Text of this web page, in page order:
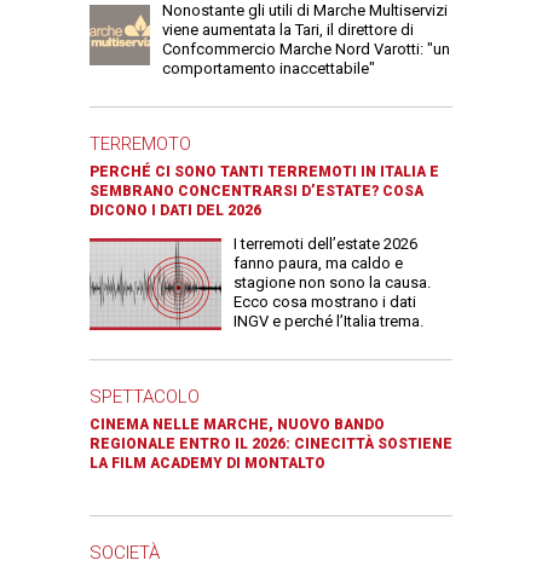
Nonostante gli utili di Marche Multiservizi
viene aumentata la Tari, il direttore di
Confcommercio Marche Nord Varotti: "un
comportamento inaccettabile"
TERREMOTO
PERCHÉ CI SONO TANTI TERREMOTI IN ITALIA E
SEMBRANO CONCENTRARSI D’ESTATE? COSA
DICONO I DATI DEL 2026
I terremoti dell’estate 2026
fanno paura, ma caldo e
stagione non sono la causa.
Ecco cosa mostrano i dati
INGV e perché l’Italia trema.
SPETTACOLO
CINEMA NELLE MARCHE, NUOVO BANDO
REGIONALE ENTRO IL 2026: CINECITTÀ SOSTIENE
LA FILM ACADEMY DI MONTALTO
SOCIETÀ